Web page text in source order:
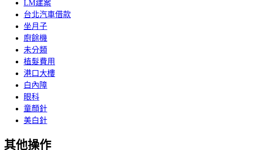
LM建案
台北汽車借款
坐月子
廚餘機
未分類
植髮費用
港口大樓
白內障
眼科
童顏針
美白針
其他操作